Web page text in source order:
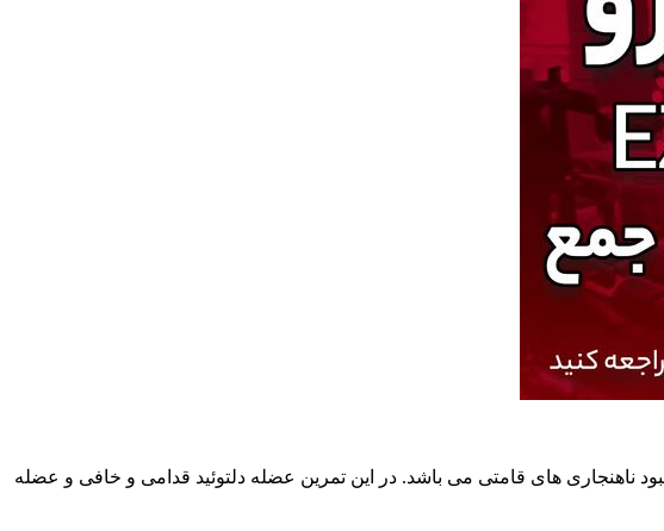
ناهنجاری های قامتی می باشد. در این تمرین عضله دلتوئید قدامی و خافی و عضله